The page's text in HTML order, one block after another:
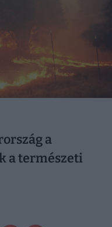
a
a természeti